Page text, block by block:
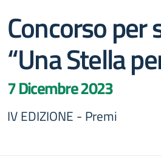
Concorso per
“Una Stella
7 Dicembre 2023
IV EDIZIONE - Premi